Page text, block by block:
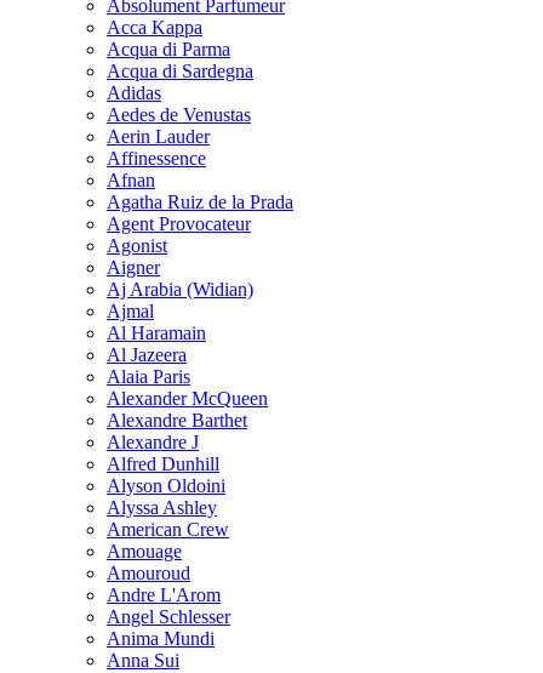
Absolument Parfumeur
Acca Kappa
Acqua di Parma
Acqua di Sardegna
Adidas
Aedes de Venustas
Aerin Lauder
Affinessence
Afnan
Agatha Ruiz de la Prada
Agent Provocateur
Agonist
Aigner
Aj Arabia (Widian)
Ajmal
Al Haramain
Al Jazeera
Alaia Paris
Alexander McQueen
Alexandre Barthet
Alexandre J
Alfred Dunhill
Alyson Oldoini
Alyssa Ashley
American Crew
Amouage
Amouroud
Andre L'Arom
Angel Schlesser
Anima Mundi
Anna Sui